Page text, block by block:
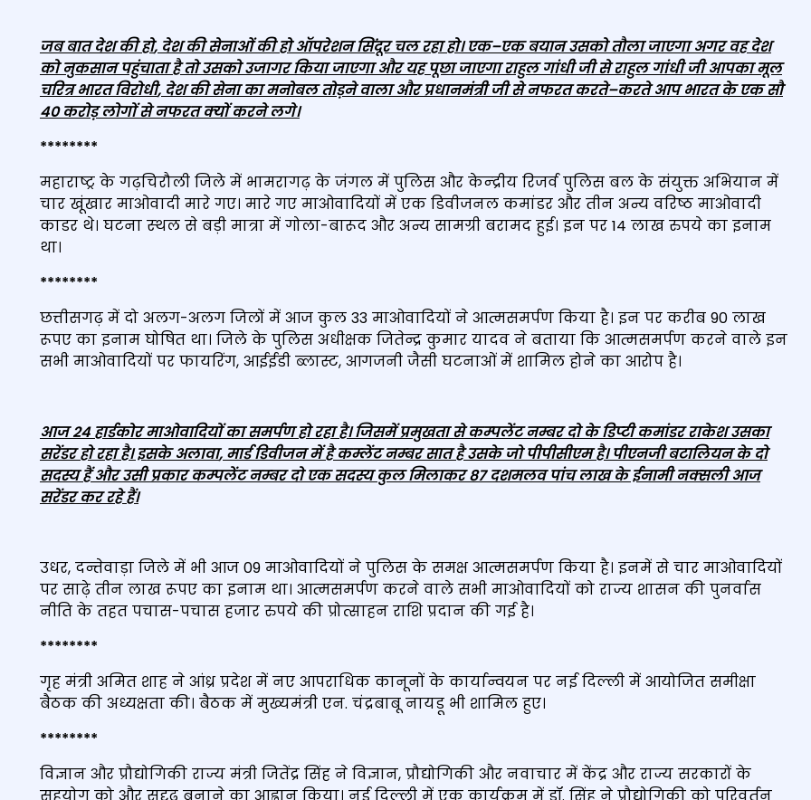
जब बात देश की हो, देश की सेनाओं की हो ऑपरेशन सिंदूर चल रहा हो। एक–एक बयान उसको तौला जाएगा अगर वह देश
को नुकसान पहुंचाता है तो उसको उजागर किया जाएगा और यह पूछा जाएगा राहुल गांधी जी से राहुल गांधी जी आपका मूल
चरित्र भारत विरोधी, देश की सेना का मनोबल तोड़ने वाला और प्रधानमंत्री जी से नफरत करते–करते आप भारत के एक सौ
40करोड़ लोगों से नफरत क्‍यों करने लगे।
********
महाराष्ट्र के गढ़चिरौली जिले में भामरागढ़ के जंगल में पुलिस और केन्‍द्रीय रिजर्व पुलिस बल के संयुक्त अभियान में
चार खूंखार माओवादी मारे गए। मारे गए माओवादियों में एक डिवीजनल कमांडर और तीन अन्य वरिष्ठ माओवादी
काडर थे। घटना स्‍थल से बड़ी मात्रा में गोला-बारूद और अन्य सामग्री बरामद हुई। इन पर 14 लाख रुपये का इनाम
था।
********
छत्तीसगढ़ में दो अलग-अलग जिलों में आज कुल 33 माओवादियों ने आत्मसमर्पण किया है। इन पर करीब 90 लाख
रूपए का इनाम घोषित था। जिले के पुलिस अधीक्षक जितेन्द्र कुमार यादव ने बताया कि आत्मसमर्पण करने वाले इन
सभी माओवादियों पर फायरिंग, आईईडी ब्लास्ट, आगजनी जैसी घटनाओं में शामिल होने का आरोप है।
आज 24 हार्डकोर माओवादियों का समर्पण हो रहा है। जिसमें प्रमुखता से कम्‍पलेंट नम्‍बर दो के डिप्‍टी कमांडर राकेश उसका
सरेंडर हो रहा है। इसके अलावा, मार्ड डिवीजन में है कम्‍लेंट नम्‍बर सात है उसके जो पीपीसीएम है। पीएनजी बटालियन के दो
सदस्‍य हैं और उसी प्रकार कम्‍पलेंट नम्‍बर दो एक सदस्‍य कुल मिलाकर 87 दशमलव पांच लाख के ईनामी नक्‍सली आज
सरेंडर कर रहे हैं।
उधर, दन्तेवाड़ा जिले में भी आज 09 माओवादियों ने पुलिस के समक्ष आत्मसमर्पण किया है। इनमें से चार माओवादियों
पर साढ़े तीन लाख रूपए का इनाम था। आत्मसमर्पण करने वाले सभी माओवादियों को राज्य शासन की पुनर्वास
नीति के तहत पचास-पचास हजार रुपये की प्रोत्साहन राशि प्रदान की गई है।
********
गृह मंत्री अमित शाह ने आंध्र प्रदेश में नए आपराधिक कानूनों के कार्यान्वयन पर नई दिल्ली में आयोजित समीक्षा
बैठक की अध्यक्षता की। बैठक में मुख्यमंत्री एन. चंद्रबाबू नायडू भी शामिल हुए।
********
विज्ञान और प्रौद्योगिकी राज्य मंत्री जितेंद्र सिंह ने विज्ञान, प्रौद्योगिकी और नवाचार में केंद्र और राज्य सरकारों के